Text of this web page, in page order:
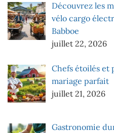
Découvrez les
vélo cargo
Babboe
juillet 22, 2026
Chefs étoilés et
mariage parfait
juillet 21, 2026
Gastronomie